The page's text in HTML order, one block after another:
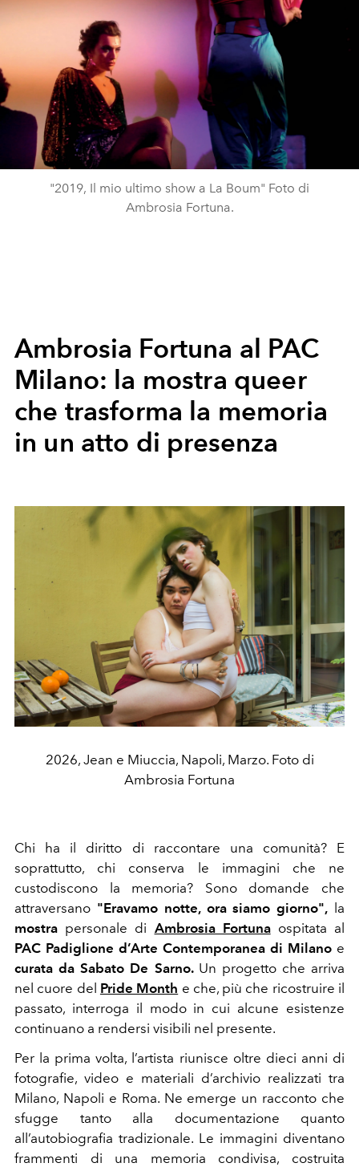
"2019, Il mio ultimo show a La Boum" Foto di
Ambrosia Fortuna.
Ambrosia Fortuna al PAC
Milano: la mostra queer
che trasforma la memoria
in un atto di presenza
2026, Jean e Miuccia, Napoli, Marzo. Foto di
Ambrosia Fortuna
Chi ha il diritto di raccontare una comunità? E
soprattutto, chi conserva le immagini che ne
custodiscono la memoria? Sono domande che
attraversano "Eravamo notte, ora siamo giorno", la
mostra personale di Ambrosia Fortuna ospitata al
PAC Padiglione d’Arte Contemporanea di Milano e
curata da Sabato De Sarno. Un progetto che arriva
nel cuore del Pride Month e che, più che ricostruire il
passato, interroga il modo in cui alcune esistenze
continuano a rendersi visibili nel presente.
Per la prima volta, l’artista riunisce oltre dieci anni di
fotografie, video e materiali d’archivio realizzati tra
Milano, Napoli e Roma. Ne emerge un racconto che
sfugge tanto alla documentazione quanto
all’autobiografia tradizionale. Le immagini diventano
frammenti di una memoria condivisa, costruita